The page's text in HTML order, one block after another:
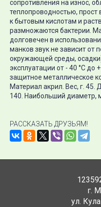
сопротивления на износ,
теплопроводностью, прост
к бытовым кислотам и
размножаются бактерии.
долговечен в
манков звук не зависит от
окружающей среды,
эксплуатации от - 40 °С до
защитное металлическое
Материал акрил. Вес, г. 45.
140. Наибольший диаметр,
РАССКАЗАТЬ ДРУЗЬЯМ!
г.
ул.